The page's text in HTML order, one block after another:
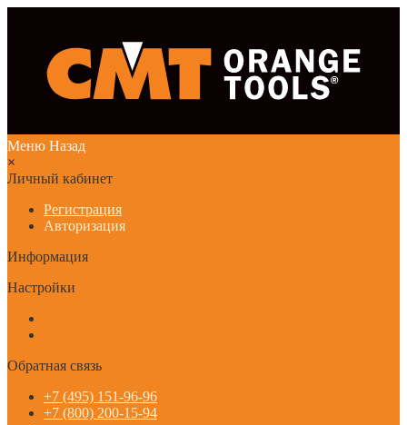
Меню Назад
×
Личный кабинет
Регистрация
Авторизация
Информация
Настройки
Обратная связь
+7 (495) 151-96-96
+7 (800) 200-15-94